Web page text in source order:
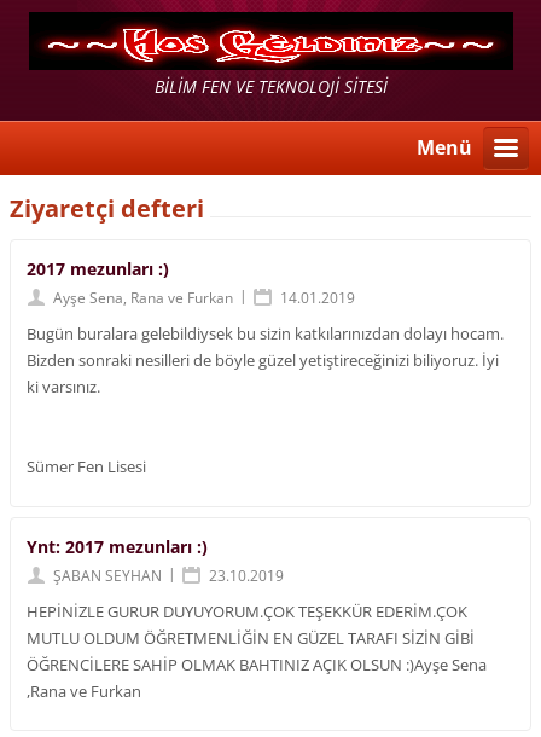
BİLİM FEN VE TEKNOLOJİ SİTESİ
Menü
Ziyaretçi defteri
2017 mezunları :)
Ayşe Sena, Rana ve Furkan | 14.01.2019
Bugün buralara gelebildiysek bu sizin katkılarınızdan dolayı hocam.
Bizden sonraki nesilleri de böyle güzel yetiştireceğinizi biliyoruz. İyi
ki varsınız.
Sümer Fen Lisesi
Ynt: 2017 mezunları :)
ŞABAN SEYHAN | 23.10.2019
HEPİNİZLE GURUR DUYUYORUM.ÇOK TEŞEKKÜR EDERİM.ÇOK
MUTLU OLDUM ÖĞRETMENLİĞİN EN GÜZEL TARAFI SİZİN GİBİ
ÖĞRENCİLERE SAHİP OLMAK BAHTINIZ AÇIK OLSUN :)Ayşe Sena
,Rana ve Furkan